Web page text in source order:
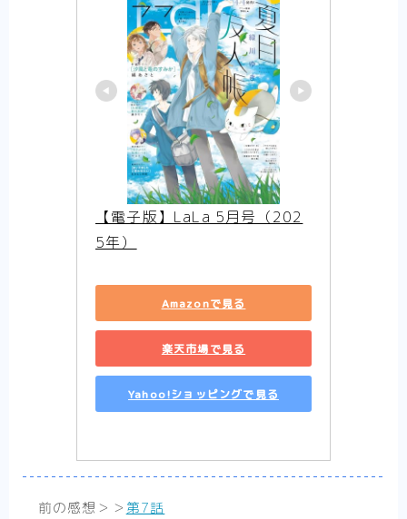
【夏目友人帳第1期】それは一人ぼっちが苦
しいと苦しんでいた少年の、妖と人をつなぐ
物語【アニメ-ネタバレ感想まとめ】
【WIND BREAKER】一人の孤独な少年が、
英雄になる話は好きですか？-はい好きです
【アニメ-ネタバレ感想まとめ】
【SAKAMOTO DAYS】伝説の殺し屋から、
町中のマスコットへ転職しました【アニメ-
感想まとめ】
【逃げ上手の若君】立ちふさがる辛く重い現
実に、少年は『逃げ』で戦う。【感想まと
【悪役令嬢転生おじさん】見た目は悪役令
嬢！ 中身は……おじさん！【アニメ-ネタバ
【転生悪女の黒歴史】胸に刺さって笑える黒
歴史ラブコメ【まとめ】
【婚約者は溺愛のふり】契約（ビジネス）か
ら始まる恋の感想【まとめ】
【そのメイド、危険につき】優美で優秀で強
め】
【電子版】LaLa 5月号（202
5年）
Amazonで見る
楽天市場で見る
Yahoo!ショッピングで見る
前の感想＞＞ 第7話